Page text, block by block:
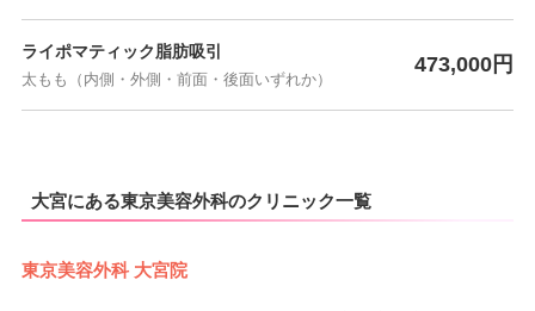
ライポマティック脂肪吸引
太もも（内側・外側・前面・後面いずれか）
473,000円
大宮にある東京美容外科のクリニック一覧
東京美容外科 大宮院